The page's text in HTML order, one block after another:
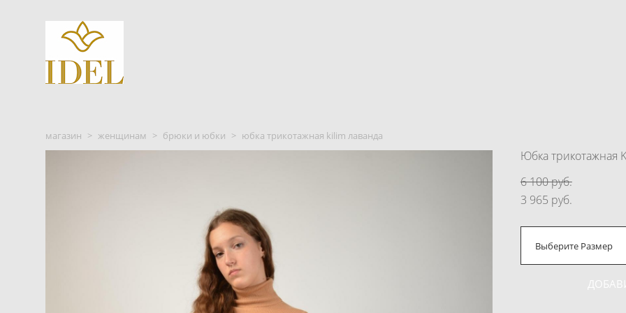
магазин > женщинам > брюки и юбки > юбка трикотажная kilim лаванда
Юбка трикотажная
6 100 pуб.
3 965 pуб.
Выберите Размер